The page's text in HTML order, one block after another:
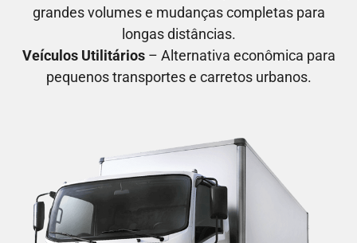
grandes volumes e mudanças completas para
longas distâncias.
Veículos Utilitários– Alternativa econômica para
pequenos transportes e carretos urbanos.